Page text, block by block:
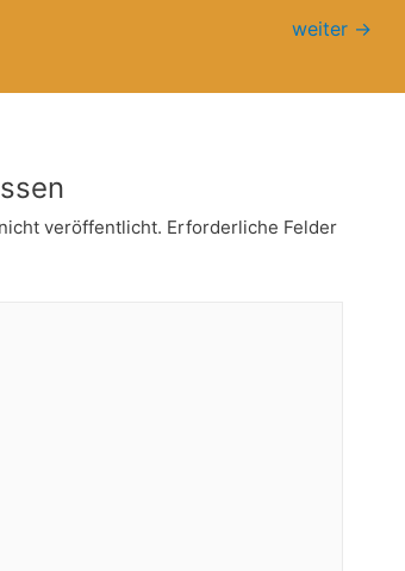
weiter →
veröffentlicht. Erforderliche Felder